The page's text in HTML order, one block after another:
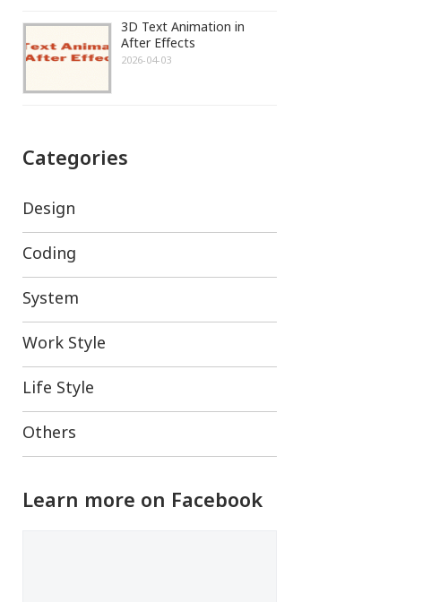
3D Text Animation in
After Effects
2026-04-03
Categories
Design
Coding
System
Work Style
Life Style
Others
Learn more on Facebook